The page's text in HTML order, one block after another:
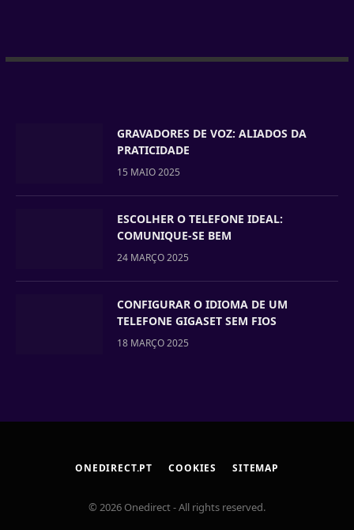
GRAVADORES DE VOZ: ALIADOS DA
PRATICIDADE
15 MAIO 2025
ESCOLHER O TELEFONE IDEAL:
COMUNIQUE-SE BEM
24 MARÇO 2025
CONFIGURAR O IDIOMA DE UM
TELEFONE GIGASET SEM FIOS
18 MARÇO 2025
ONEDIRECT.PT COOKIES SITEMAP
© 2026 Onedirect - All rights reserved.